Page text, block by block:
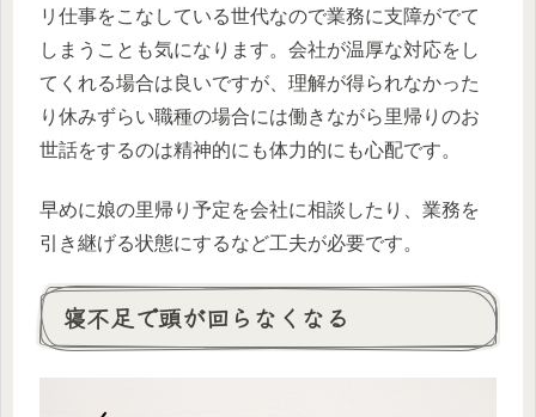
リ仕事をこなしている世代なので業務に支障がでて
しまうことも気になります。会社が温厚な対応をし
てくれる場合は良いですが、理解が得られなかった
り休みずらい職種の場合には働きながら里帰りのお
世話をするのは精神的にも体力的にも心配です。
早めに娘の里帰り予定を会社に相談したり、業務を
引き継げる状態にするなど工夫が必要です。
寝不足で頭が回らなくなる